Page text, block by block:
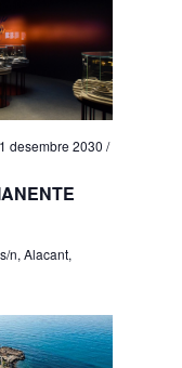
desembre 2030 /
n, Alacant,